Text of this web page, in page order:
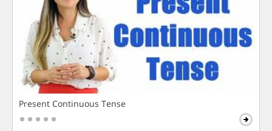
Present Continuous Tense